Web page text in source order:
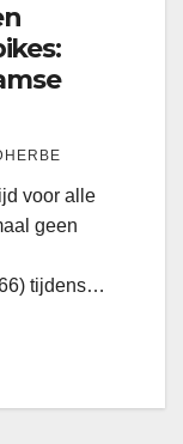
voor alle
geen
tijdens…